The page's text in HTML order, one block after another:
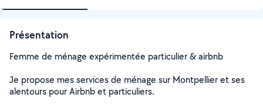
Présentation
Femme de ménage expérimentée particulier & airbnb
Je propose mes services de ménage sur Montpellier et ses
alentours pour Airbnb et particuliers.